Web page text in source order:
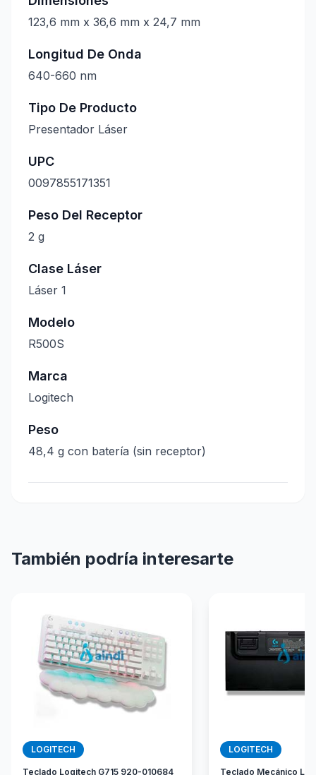
123,6 mm x 36,6 mm x 24,7 mm
Longitud De Onda
640-660 nm
Tipo De Producto
Presentador Láser
UPC
0097855171351
Peso Del Receptor
2 g
Clase Láser
Láser 1
Modelo
R500S
Marca
Logitech
Peso
48,4 g con batería (sin receptor)
También podría interesarte
LOGITECH
Teclado Logitech G715 920-010684
LOGITECH
Teclado Mecánico